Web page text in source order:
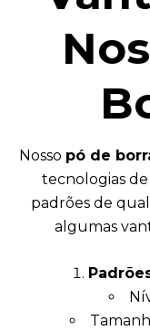
Nosso pó de
tecnologias
padrões de
algumas